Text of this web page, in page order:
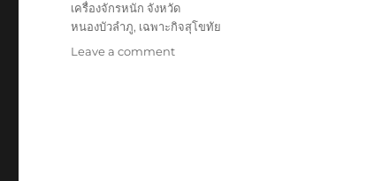
เครื่องจักรหนัก จังหวัด
หนองบัวลำภู, เฉพาะกิจสุโขทัย
Leave a commenton